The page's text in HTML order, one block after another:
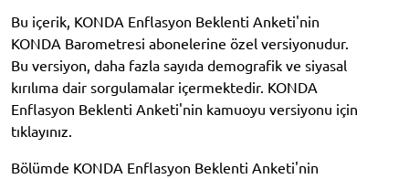
Bu içerik, KONDA Enflasyon Beklenti Anketi'nin
KONDA Barometresi abonelerine özel versiyonudur.
Bu versiyon, daha fazla sayıda demografik ve siyasal
kırılıma dair sorgulamalar içermektedir. KONDA
Enflasyon Beklenti Anketi'nin kamuoyu versiyonu için
tıklayınız.
Bölümde KONDA Enflasyon Beklenti Anketi'nin